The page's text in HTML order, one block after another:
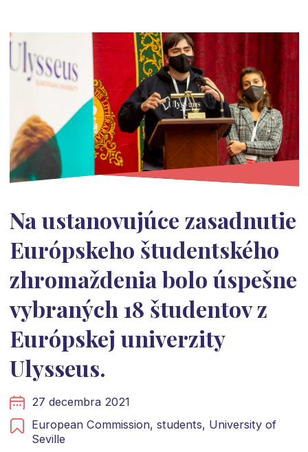
Na ustanovujúce zasadnutie
Európskeho študentského
zhromaždenia bolo úspešne
vybraných 18 študentov z
Európskej univerzity
Ulysseus.
27 decembra 2021
European Commission, students, University of
Seville